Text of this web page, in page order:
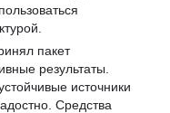
пакет
результаты.
источники
Средства